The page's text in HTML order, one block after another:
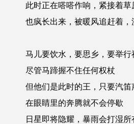
此时正在嗒嗒作响，紧接着草
也疯长出来，被暖风追赶着，
马儿要饮水，要思乡，要举行
尽管马蹄握不住任何权杖
但他们是此时的王，只要汽笛
在眼睛里的奔腾就不会停歇
日星即将隐耀，暴雨会打湿所